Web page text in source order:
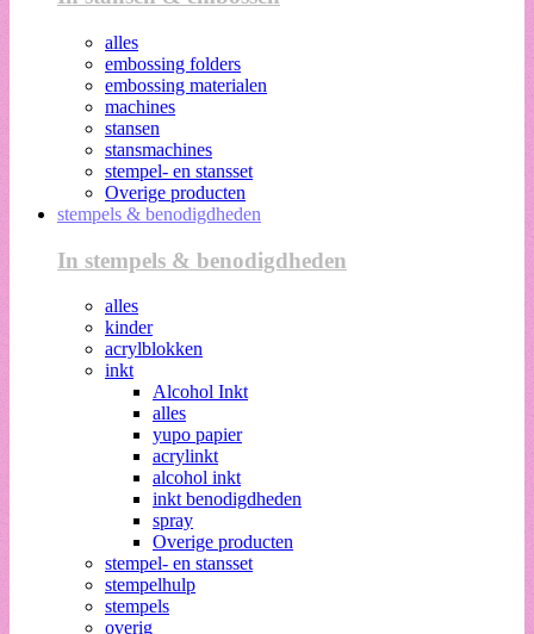
alles
embossing folders
embossing materialen
machines
stansen
stansmachines
stempel- en stansset
Overige producten
stempels & benodigdheden
In stempels & benodigdheden
alles
kinder
acrylblokken
inkt
Alcohol Inkt
alles
yupo papier
acrylinkt
alcohol inkt
inkt benodigdheden
spray
Overige producten
stempel- en stansset
stempelhulp
stempels
overig